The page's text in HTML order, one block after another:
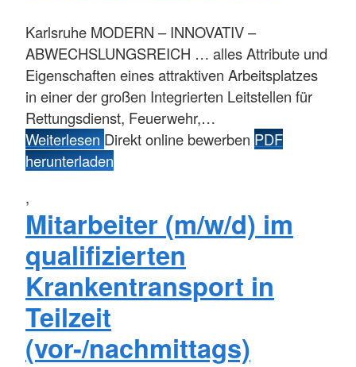
Karlsruhe MODERN – INNOVATIV –
ABWECHSLUNGSREICH … alles Attribute und
Eigenschaften eines attraktiven Arbeitsplatzes
in einer der großen Integrierten Leitstellen für
Rettungsdienst, Feuerwehr,…
WeiterlesenDirekt online bewerben PDF
herunterladen
,
Mitarbeiter (m/w/d) im
qualifizierten
Krankentransport in
Teilzeit
(vor-/nachmittags)